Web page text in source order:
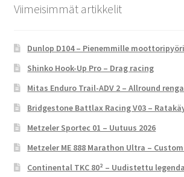
Viimeisimmät artikkelit
Dunlop D104 – Pienemmille
Shinko Hook-Up Pro – Drag racing
Mitas Enduro Trail-ADV 2 – Allround
Bridgestone Battlax Racing V03 –
Metzeler Sportec 01 – Uutuus 2026
Metzeler ME 888 Marathon Ultra –
Continental TKC 80² – Uudistettu legenda